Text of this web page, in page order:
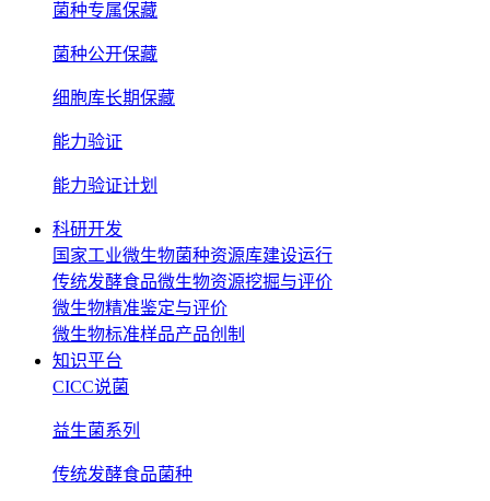
菌种专属保藏
菌种公开保藏
细胞库长期保藏
能力验证
能力验证计划
科研开发
国家工业微生物菌种资源库建设运行
传统发酵食品微生物资源挖掘与评价
微生物精准鉴定与评价
微生物标准样品产品创制
知识平台
CICC说菌
益生菌系列
传统发酵食品菌种